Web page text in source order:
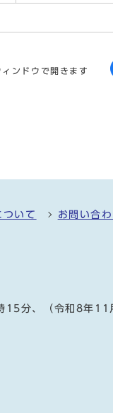
ンドウで開きます
いて お問い合
分、（令和8年11